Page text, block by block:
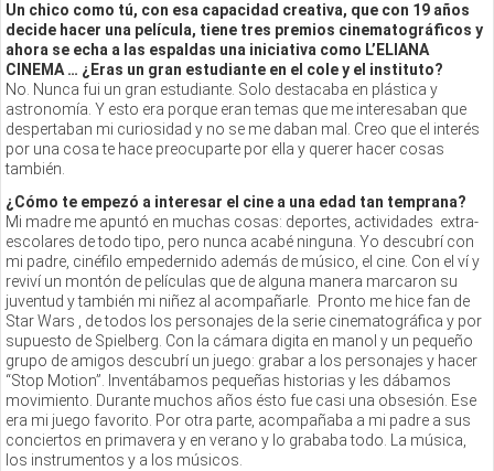
Un chico como tú, con esa capacidad creativa, que con 19 años
decide hacer una película, tiene tres premios cinematográficos y
ahora se echa a las espaldas una iniciativa como L’ELIANA
CINEMA … ¿Eras un gran estudiante en el cole y el instituto?
No. Nunca fui un gran estudiante. Solo destacaba en plástica y
astronomía. Y esto era porque eran temas que me interesaban que
despertaban mi curiosidad y no se me daban mal. Creo que el interés
por una cosa te hace preocuparte por ella y querer hacer cosas
también.
¿Cómo te empezó a interesar el cine a una edad tan temprana?
Mi madre me apuntó en muchas cosas: deportes, actividades extra-
escolares de todo tipo, pero nunca acabé ninguna. Yo descubrí con
mi padre, cinéfilo empedernido además de músico, el cine. Con el ví y
reviví un montón de películas que de alguna manera marcaron su
juventud y también mi niñez al acompañarle. Pronto me hice fan de
Star Wars , de todos los personajes de la serie cinematográfica y por
supuesto de Spielberg. Con la cámara digita en manol y un pequeño
grupo de amigos descubrí un juego: grabar a los personajes y hacer
“Stop Motion”. Inventábamos pequeñas historias y les dábamos
movimiento. Durante muchos años ésto fue casi una obsesión. Ese
era mi juego favorito. Por otra parte, acompañaba a mi padre a sus
conciertos en primavera y en verano y lo grababa todo. La música,
los instrumentos y a los músicos.